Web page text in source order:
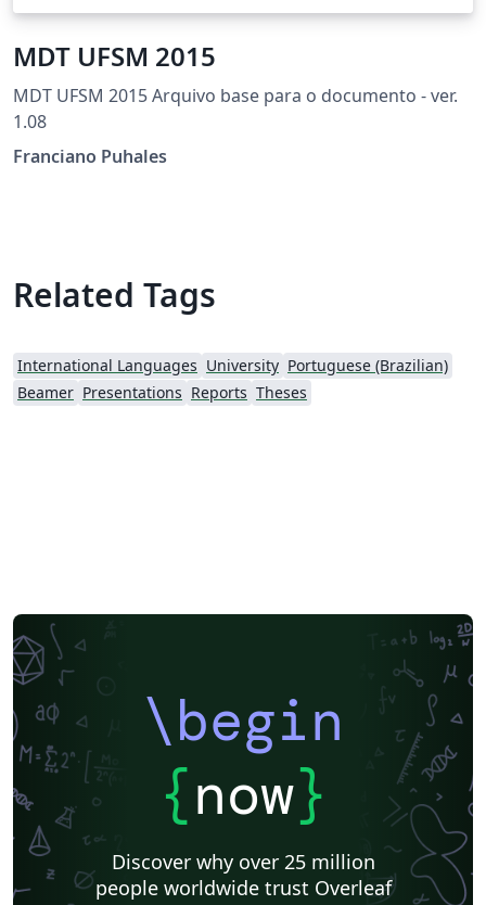
MDT UFSM 2015
MDT UFSM 2015 Arquivo base para o documento - ver.
1.08
Franciano Puhales
Related Tags
International Languages University Portuguese (Brazilian)
Beamer Presentations Reports Theses
\begin
{now}
Discover why over 25 million
people worldwide trust Overleaf